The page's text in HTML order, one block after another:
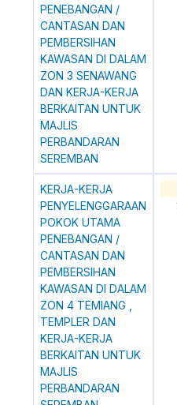
PENEBANGAN /
CANTASAN DAN
PEMBERSIHAN
KAWASAN DI DALAM
ZON 3 SENAWANG
DAN KERJA-KERJA
BERKAITAN UNTUK
MAJLIS
PERBANDARAN
SEREMBAN
KERJA-KERJA
PENYELENGGARAAN
POKOK UTAMA
PENEBANGAN /
CANTASAN DAN
PEMBERSIHAN
KAWASAN DI DALAM
ZON 4 TEMIANG ,
TEMPLER DAN
KERJA-KERJA
BERKAITAN UNTUK
MAJLIS
PERBANDARAN